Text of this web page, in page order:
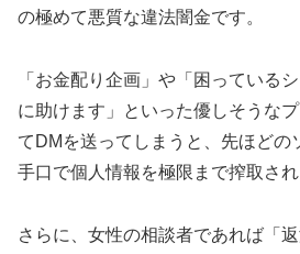
の極めて悪質な違法闇金です。
「お金配り企画」や「困っている
に助けます」といった優しそうな
てDMを送ってしまうと、先ほどの
手口で個人情報を極限まで搾取され
さらに、女性の相談者であれば「